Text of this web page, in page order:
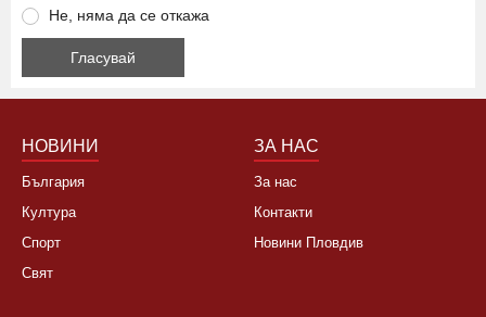
Не, няма да се откажа
НОВИНИ
България
Култура
Спорт
Свят
ЗА НАС
За нас
Контакти
Новини Пловдив